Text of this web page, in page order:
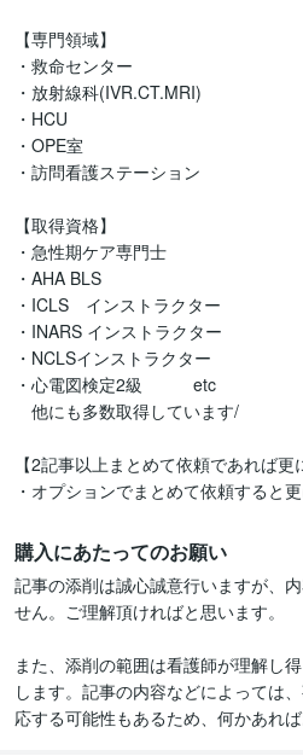
【専門領域】
・救命センター
・放射線科(IVR.CT.MRI)
・HCU
・OPE室
・訪問看護ステーション
【取得資格】
・急性期ケア専門士
・AHA BLS
・ICLS　インストラクター
・INARS インストラクター
・NCLSインストラクター
・心電図検定2級　　　etc
他にも多数取得しています/
【2記事以上まとめて依頼であれば更
購入にあたってのお願い
記事の添削は誠心誠意行いますが、
せん。ご理解頂ければと思います。
また、添削の範囲は看護師が理解し
します。記事の内容などによっては
応する可能性もあるため、何かあれ